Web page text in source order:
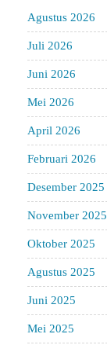
Agustus 2026
Juli 2026
Juni 2026
Mei 2026
April 2026
Februari 2026
Desember 2025
November 2025
Oktober 2025
Agustus 2025
Juni 2025
Mei 2025